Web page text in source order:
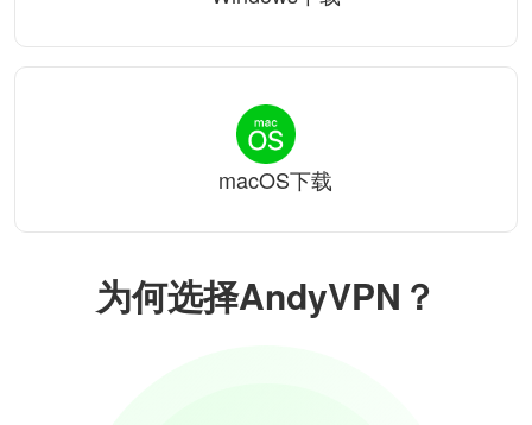
为何选择AndyVPN？
macOS下载